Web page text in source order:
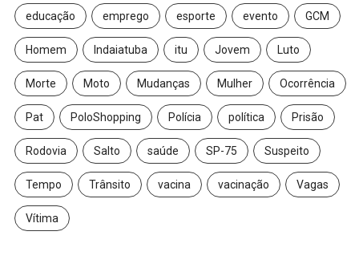
educação emprego esporte evento GCM
Homem Indaiatuba itu Jovem Luto
Morte Moto Mudanças Mulher Ocorrência
Pat PoloShopping Polícia política Prisão
Rodovia Salto saúde SP-75 Suspeito
Tempo Trânsito vacina vacinação Vagas
Vítima